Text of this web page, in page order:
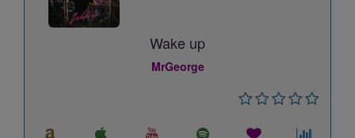
Wake up
MrGeorge